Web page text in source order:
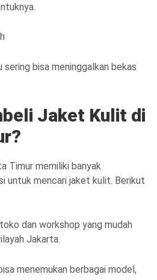
bisa meninggalkan bekas
Jaket Kulit di
Timur memiliki banyak
untuk mencari jaket kulit. Berikut
dan workshop yang mudah
Jakarta.
menemukan berbagai model,